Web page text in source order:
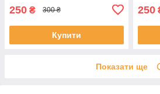
250 ₴ 300 ₴
Купити
250
Показати ще